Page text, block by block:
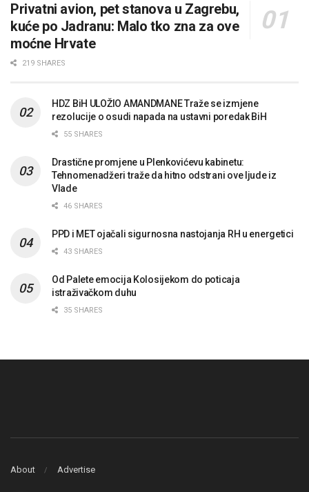
Privatni avion, pet stanova u Zagrebu,
kuće po Jadranu: Malo tko zna za ove
moćne Hrvate
219 SHARES
HDZ BiH ULOŽIO AMANDMANE Traže se izmjene
rezolucije o osudi napada na ustavni poredak BiH
55 SHARES
Drastične promjene u Plenkovićevu kabinetu:
Tehnomenadžeri traže da hitno odstrani ove ljude iz
Vlade
46 SHARES
PPD i MET ojačali sigurnosna nastojanja RH u energetici
43 SHARES
Od Palete emocija Kolosijekom do poticaja
istraživačkom duhu
35 SHARES
About Advertise